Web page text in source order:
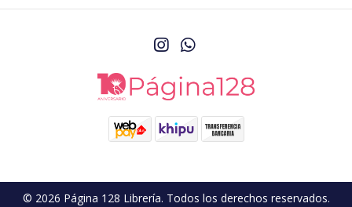
© 2026 Página 128 Librería. Todos los derechos reservados.